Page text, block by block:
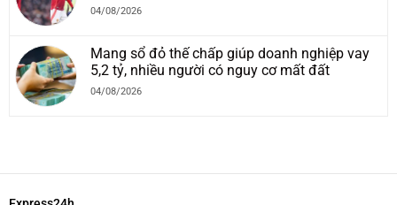
04/08/2026
Mang sổ đỏ thế chấp giúp doanh nghiệp vay
5,2 tỷ, nhiều người có nguy cơ mất đất
04/08/2026